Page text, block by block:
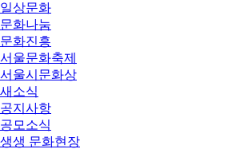
일상문화
문화나눔
문화진흥
서울문화축제
서울시문화상
새소식
공지사항
공모소식
생생 문화현장